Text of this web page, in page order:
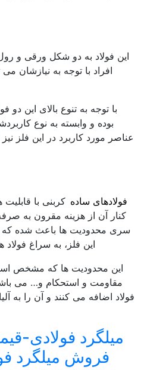
این فولاد به دو شکل ورقی و
افراد با توجه به نیازشان می
با توجه به تنوع بالای این دو
بوده و وابسته به نوع
عناصر مورد کاربرد در این فلز
فولادهای ساده کربنی با
کنار آن از هزینه مقرون به
سری محدودیت ها باعث شده
این فلز، به سراغ فولاد
این محدودیت ها که مشخص
مقاومت و استحکام و… می
فولاد اضافه می کنند و آن را به
میلگرد فولادی-
فروش میلگرد